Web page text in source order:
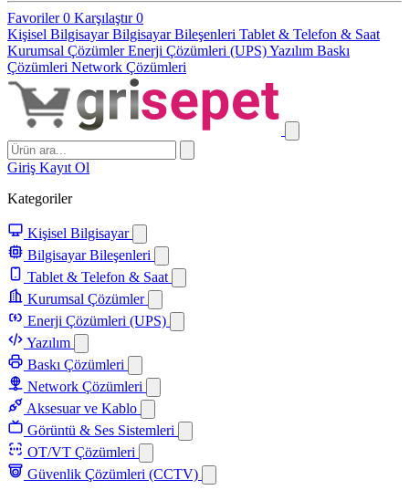
Favoriler0 Karşılaştır0
Kişisel BilgisayarBilgisayar Bileşenleri Tablet & Telefon & Saat
Kurumsal ÇözümlerEnerji Çözümleri (UPS)Yazılım Baskı
Çözümleri Network Çözümleri
Giriş Kayıt Ol
Kategoriler
Kişisel Bilgisayar
Bilgisayar Bileşenleri
Tablet & Telefon & Saat
Kurumsal Çözümler
Enerji Çözümleri (UPS)
Yazılım
Baskı Çözümleri
Network Çözümleri
Aksesuar ve Kablo
Görüntü & Ses Sistemleri
OT/VT Çözümleri
Güvenlik Çözümleri (CCTV)